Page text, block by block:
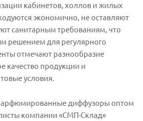
кабинетов, холлов и жилых
экономично, не оставляют
санитарным требованиям, что
решением для регулярного
отмечают разнообразие
качество продукции и
условия.
диффузоры оптом
компании «СМП-Склад»